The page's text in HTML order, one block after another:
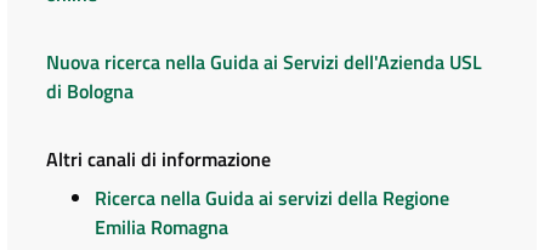
Nuova ricerca nella Guida ai Servizi dell'Azienda USL
di Bologna
Altri canali di informazione
Ricerca nella Guida ai servizi della Regione
Emilia Romagna